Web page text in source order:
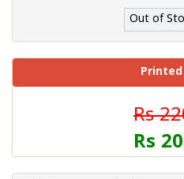
Out of
Rs
Rs